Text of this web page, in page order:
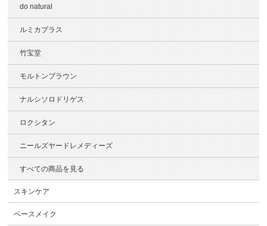
do natural
ルミカプラス
竹宝堂
モルトンブラウン
ナルシソロドリゲス
ロクシタン
ニールズヤードレメディーズ
すべての商品を見る
スキンケア
ベースメイク